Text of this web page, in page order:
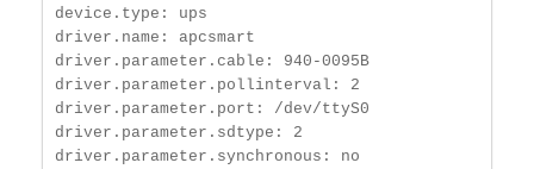
device.type: ups
driver.name: apcsmart
driver.parameter.cable: 940-0095B
driver.parameter.pollinterval: 2
driver.parameter.port: /dev/ttyS0
driver.parameter.sdtype: 2
driver.parameter.synchronous: no